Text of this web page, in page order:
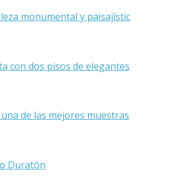
monumental y paisajístic
con dos pisos de elegantes
de las mejores muestras
Duratón